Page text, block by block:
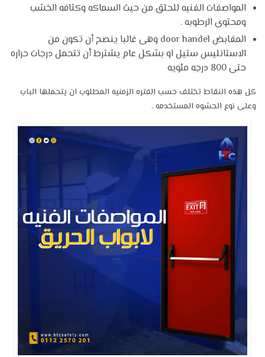
المواصفات الفنيه للحلق من حيث السماكه وكثافه الخشب
ومحتوى الرطوبه .
المقابض door handel وهى غالبا ينصح أن تكون من
الاستانليس ستيل او بشكل عام يشترط أن تتحمل درجات حراره
حتى 800 درجه مئويه
كل هذه النقاط تختلف حسب الفتره الزمنيه المطلوب ان يتحملها الباب
وعلى نوع الحشوه المستخدمه .